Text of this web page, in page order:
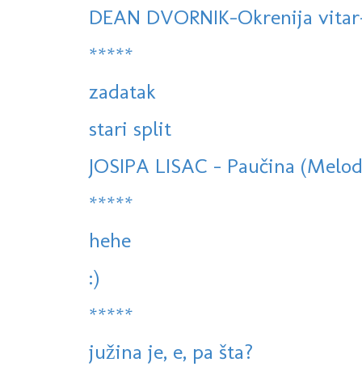
DEAN DVORNIK-Okrenija
*****
zadatak
stari split
JOSIPA LISAC - Paučina
*****
hehe
:)
*****
južina je, e, pa šta?